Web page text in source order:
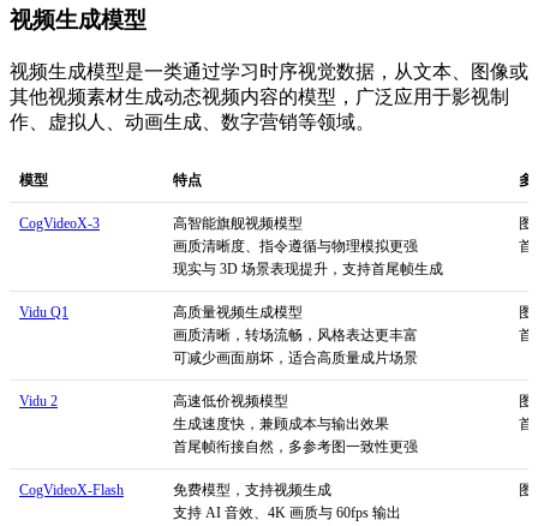
视频生成模型
视频生成模型是一类通过学习时序视觉数据，从文本、图像或
其他视频素材生成动态视频内容的模型，广泛应用于影视制
作、虚拟人、动画生成、数字营销等领域。
模型 特点 多
CogVideoX-3
高智能旗舰视频模型
画质清晰度、指令遵循与物理模拟更强
现实与 3D 场景表现提升，支持首尾帧生成
图
首
Vidu Q1
高质量视频生成模型
画质清晰，转场流畅，风格表达更丰富
可减少画面崩坏，适合高质量成片场景
图
首
Vidu 2
高速低价视频模型
生成速度快，兼顾成本与输出效果
首尾帧衔接自然，多参考图一致性更强
图
首
CogVideoX-Flash
免费模型，支持视频生成
支持 AI 音效、4K 画质与 60fps 输出
图